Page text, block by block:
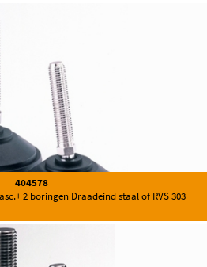
404578
2 boringen Draadeind staal of RVS 303